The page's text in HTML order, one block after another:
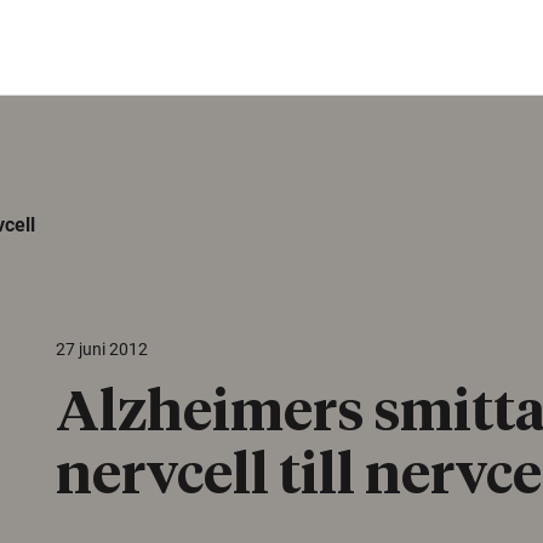
27 juni 2012
Alzheimers
nervcell till